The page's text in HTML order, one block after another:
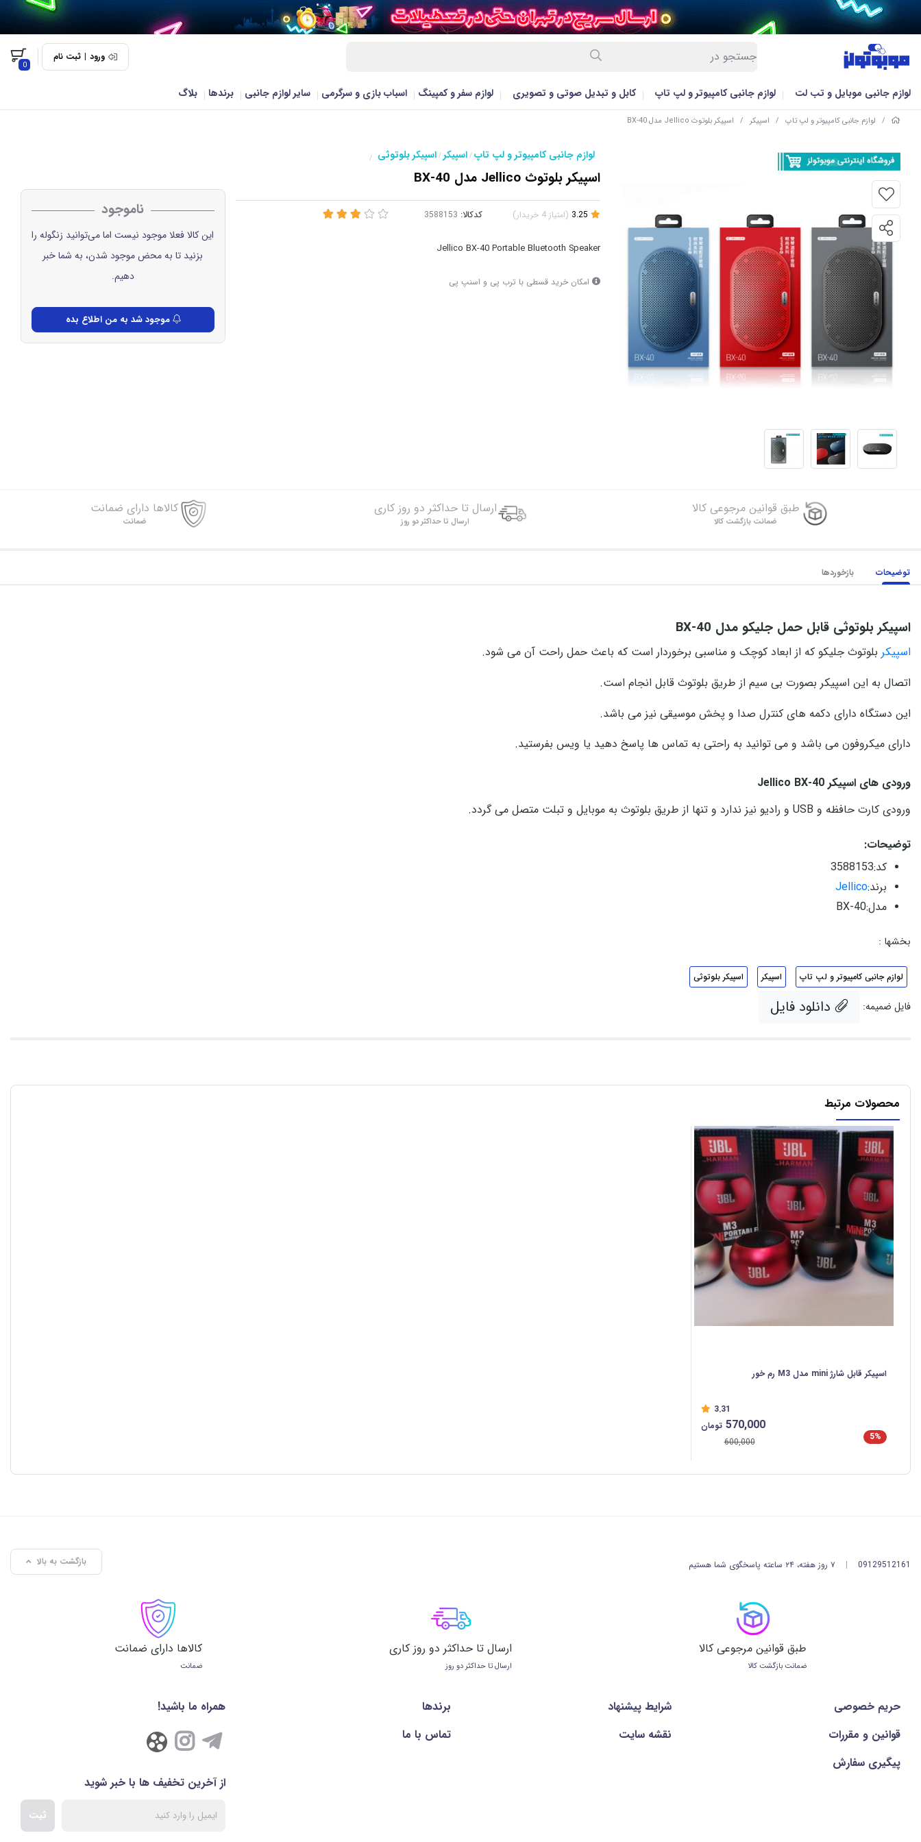
ورود | ثبت نام
0
لوازم جانبی موبایل و تب لت لوازم جانبی کامپیوتر و لپ تاپ کابل و تبدیل صوتی و تصویری لوازم سفر و کمپینگ اسباب بازی و سرگرمی سایر لوازم جانبی برندها بلاگ
/ لوازم جانبی کامپیوتر و لپ تاپ / اسپیکر / اسپیکر بلوتوث Jellico مدل BX-40
لوازم جانبی کامپیوتر و لپ تاپ / اسپیکر / اسپیکر بلوتوثی /
اسپیکر بلوتوث Jellico مدل BX-40
(امتیاز 4 خریدار) کدکالا:
Jellico BX-40 Portable Bluetooth Speaker
امکان خرید قسطی با ترب پی و اسنپ پی
ناموجود
این کالا فعلا موجود نیست اما می‌توانید زنگوله را
بزنید تا به محض موجود شدن، به شما خبر
دهیم.
موجود شد به من اطلاع بده
طبق قوانین مرجوعی کالا
ضمانت بازگشت کالا
ارسال تا حداکثر دو روز کاری
ارسال تا حداکثر دو روز
کالاها دارای ضمانت
ضمانت
توضیحات بازخوردها
اسپیکر بلوتوثی قابل حمل جلیکو مدل BX-40
اسپیکر بلوتوث جلیکو که از ابعاد کوچک و مناسبی برخوردار است که باعث حمل راحت آن می شود.
اتصال به این اسپیکر بصورت بی سیم از طریق بلوتوث قابل انجام است.
این دستگاه دارای دکمه های کنترل صدا و پخش موسیقی نیز می باشد.
دارای میکروفون می باشد و می توانید به راحتی به تماس ها پاسخ دهید یا ویس بفرستید.
ورودی های اسپیکر Jellico BX-40
ورودی کارت حافظه و USB و رادیو نیز ندارد و تنها از طریق بلوتوث به موبایل و تبلت متصل می گردد.
توضیحات:
کد:3588153
برند:Jellico
مدل:BX-40
بخشها :
لوازم جانبی کامپیوتر و لپ تاپ اسپیکر اسپیکر بلوتوثی
فایل ضمیمه: دانلود فایل
محصولات مرتبط
اسپیکر قابل شارژ mini مدل M3 رم خور
3.31
5%
570,000 تومان
600,000
09129512161
| ۷ روز هفته، ۲۴ ساعته پاسخگوی شما هستیم بازگشت به بالا
طبق قوانین مرجوعی کالا
ضمانت بازگشت کالا
ارسال تا حداکثر دو روز کاری
ارسال تا حداکثر دو روز
کالاها دارای ضمانت
ضمانت
حریم خصوصی شرايط پيشنهاد
برندها
قوانین و مقررات
نقشه سایت
تماس با ما
پیگیری سفارش
همراه ما باشید!
از آخرین تخفیف ها با خبر شوید
ثبت